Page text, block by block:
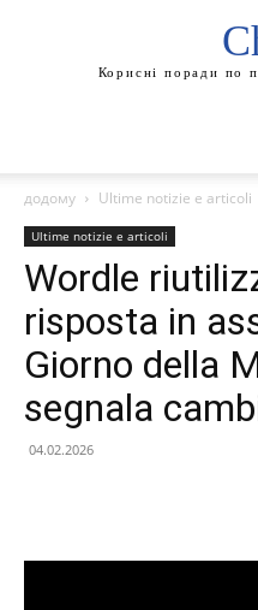
Корисні поради по
додому Ultime notizie e articoli
Ultime notizie e articoli
Wordle
risposta in
Giorno della
segnala
04.02.2026